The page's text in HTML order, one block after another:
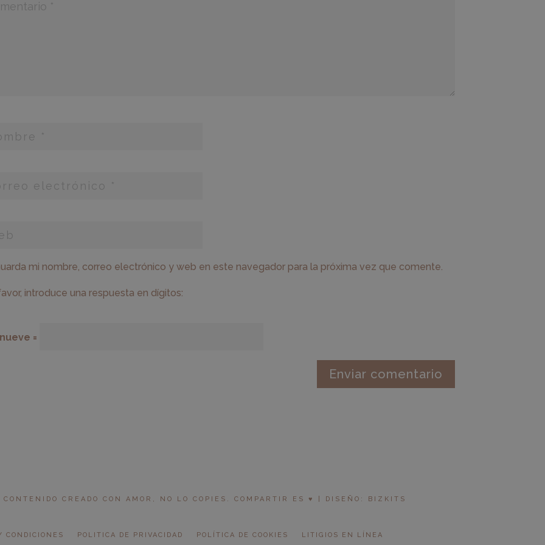
mi nombre, correo electrónico y web en este navegador para la próxima vez que comente.
introduce una respuesta en dígitos:
=
CREADO CON AMOR, NO LO COPIES. COMPARTIR ES ♥︎ | DISEÑO: BIZKITS
CONDICIONES POLITICA DE PRIVACIDAD POLÍTICA DE COOKIES LITIGIOS EN LÍNEA